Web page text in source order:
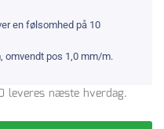
en følsomhed på 10
omvendt pos 1,0 mm/m.
leveres næste hverdag.